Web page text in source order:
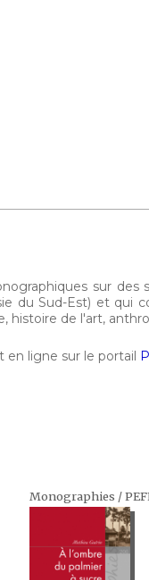
sur des
du Sud-Est) et
histoire de l'art,
en ligne sur le portail
Monographies /